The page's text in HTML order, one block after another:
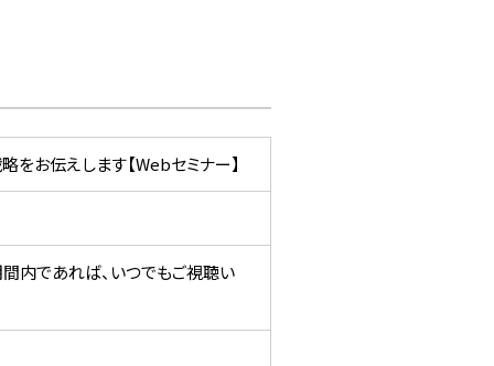
をお伝えします【Webセミナー】
内であれば、いつでもご視聴い